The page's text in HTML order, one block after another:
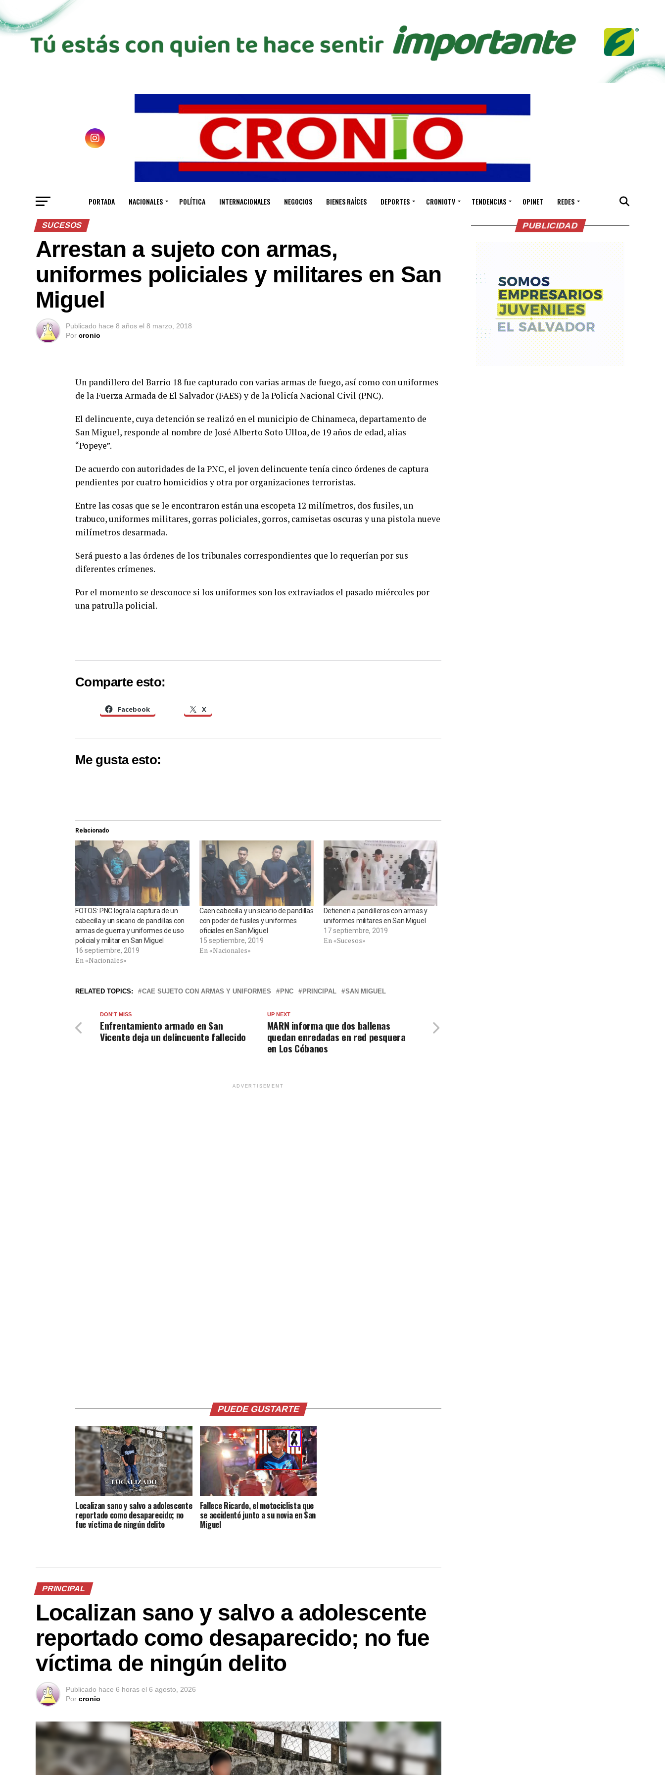
PORTADA NACIONALES POLÍTICA INTERNACIONALES NEGOCIOS BIENES RAÍCES DEPORTES CRONIOTV TENDENCIAS OPINET REDES
SUCESOS
Arrestan a sujeto con armas,
uniformes policiales y militares en San
Miguel
Publicado hace 8 años el 8 marzo, 2018
Por cronio
Un pandillero del Barrio 18 fue capturado con varias armas de fuego, así como con uniformes
de la Fuerza Armada de El Salvador (FAES) y de la Policía Nacional Civil (PNC).
El delincuente, cuya detención se realizó en el municipio de Chinameca, departamento de
San Miguel, responde al nombre de José Alberto Soto Ulloa, de 19 años de edad, alias
“Popeye”.
De acuerdo con autoridades de la PNC, el joven delincuente tenía cinco órdenes de captura
pendientes por cuatro homicidios y otra por organizaciones terroristas.
Entre las cosas que se le encontraron están una escopeta 12 milímetros, dos fusiles, un
trabuco, uniformes militares, gorras policiales, gorros, camisetas oscuras y una pistola nueve
milímetros desarmada.
Será puesto a las órdenes de los tribunales correspondientes que lo requerían por sus
diferentes crímenes.
Por el momento se desconoce si los uniformes son los extraviados el pasado miércoles por
una patrulla policial.
Comparte esto:
Facebook X
Me gusta esto:
Relacionado
FOTOS: PNC logra la captura de un
cabecilla y un sicario de pandillas con
armas de guerra y uniformes de uso
policial y militar en San Miguel
16 septiembre, 2019
En «Nacionales»
Caen cabecilla y un sicario de pandillas
con poder de fusiles y uniformes
oficiales en San Miguel
15 septiembre, 2019
En «Nacionales»
Detienen a pandilleros con armas y
uniformes militares en San Miguel
17 septiembre, 2019
En «Sucesos»
RELATED TOPICS: CAE SUJETO CON ARMAS Y UNIFORMES PNC PRINCIPAL SAN MIGUEL
UP NEXT
MARN informa que dos ballenas
quedan enredadas en red pesquera
en Los Cóbanos
DON'T MISS
Enfrentamiento armado en San
Vicente deja un delincuente fallecido
ADVERTISEMENT
PUEDE GUSTARTE
Localizan sano y salvo a adolescente
reportado como desaparecido; no
fue víctima de ningún delito
Fallece Ricardo, el motociclista que
se accidentó junto a su novia en San
Miguel
PRINCIPAL
Localizan sano y salvo a adolescente
reportado como desaparecido; no fue
víctima de ningún delito
Publicado hace 6 horas el 6 agosto, 2026
Por cronio
PUBLICIDAD